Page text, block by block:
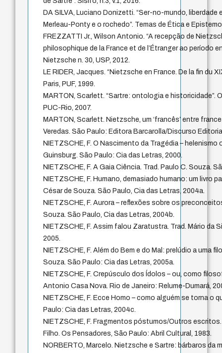
DA SILVA, Luciano Donizetti. “Ser-no-mundo, liberdade
Merleau-Ponty e o rochedo”. Temas de Ética e
FREZZATTI Jr., Wilson Antonio. “A recepção de
philosophique de la France et de l’Étranger ao período
Nietzsche n. 30, USP, 2012.
LE RIDER, Jacques. “Nietzsche en France. De la fin du
Paris, PUF, 1999.
MARTON, Scarlett. “Sartre: ontologia e historicidade”.
PUC-Rio, 2007.
MARTON, Scarlett. Nietzsche, um ‘francês’ entre
Veredas. São Paulo: Editora Barcarolla/Discurso
NIETZSCHE, F. O Nascimento da Tragédia – helenismo
Guinsburg. São Paulo: Cia das Letras, 2000.
NIETZSCHE, F. A Gaia Ciência. Trad. Paulo C. Souza.
NIETZSCHE, F. Humano, demasiado humano: um livro
César de Souza. São Paulo, Cia das Letras, 2004a.
NIETZSCHE, F. Aurora – reflexões sobre os
Souza. São Paulo, Cia das Letras, 2004b.
NIETZSCHE, F. Assim falou Zaratustra. Trad. Mário da
2005.
NIETZSCHE, F. Além do Bem e do Mal: prelúdio a uma
Souza. São Paulo: Cia das Letras, 2005a.
NIETZSCHE, F. Crepúsculo dos Ídolos – ou, como
Antonio Casa Nova. Rio de Janeiro: Relume-Dumará,
NIETZSCHE, F. Ecce Homo – como alguém se torna o
Paulo: Cia das Letras, 2004c.
NIETZSCHE, F. Fragmentos póstumos/Outros
Filho. Os Pensadores, São Paulo: Abril Cultural, 1983.
NORBERTO, Marcelo. Nietzsche e Sartre: bárbaros da